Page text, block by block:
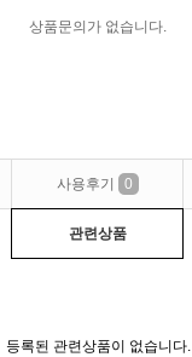
상품문의가 없습니다.
사용후기 0
관련상품
등록된 관련상품이 없습니다.